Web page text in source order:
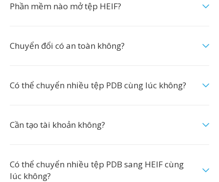
Phần mềm nào mở tệp HEIF?
Chuyển đổi có an toàn không?
Có thể chuyển nhiều tệp PDB cùng lúc không?
Cần tạo tài khoản không?
Có thể chuyển nhiều tệp PDB sang HEIF cùng
lúc không?